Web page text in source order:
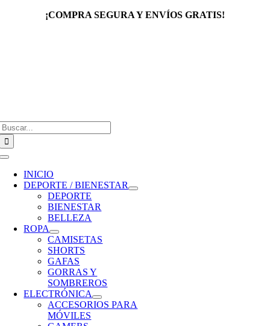
¡COMPRA SEGURA Y ENVÍOS GRATIS!
Toggle
Navigation
INICIO
DEPORTE / BIENESTAR
DEPORTE
BIENESTAR
BELLEZA
ROPA
CAMISETAS
SHORTS
GAFAS
GORRAS Y
SOMBREROS
ELECTRÓNICA
ACCESORIOS PARA
MÓVILES